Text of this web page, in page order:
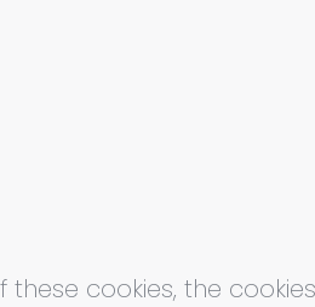
cookies, the